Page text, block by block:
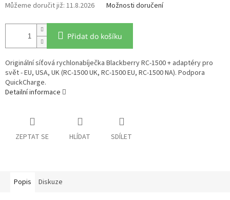
11.8.2026 Možnosti doručení
Přidat do košíku
Originální síťová rychlonabíječka Blackberry RC-1500 + adaptéry pro
svět - EU, USA, UK (RC-1500 UK, RC-1500 EU, RC-1500 NA). Podpora
QuickCharge.
Detailní informace
ZEPTAT SE HLÍDAT SDÍLET
Popis Diskuze